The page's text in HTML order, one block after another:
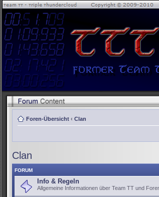
Foren-Übersicht ‹ Clan
Clan
FORUM
Info & Regeln
Allgemeine Informationen über Team TT und